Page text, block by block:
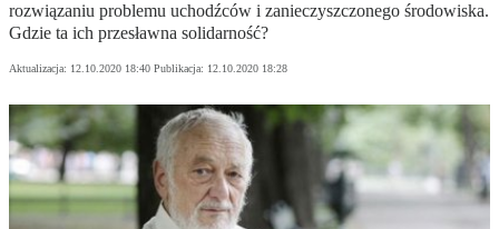
rozwiązaniu problemu uchodźców i zanieczyszczonego środowiska.
Gdzie ta ich przesławna solidarność?
Aktualizacja: 12.10.2020 18:40 Publikacja: 12.10.2020 18:28